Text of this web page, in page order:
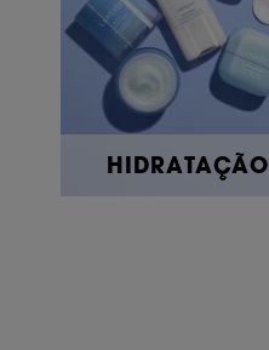
HIDRATAÇÃO